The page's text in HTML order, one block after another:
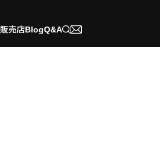
販売店BlogQ&A